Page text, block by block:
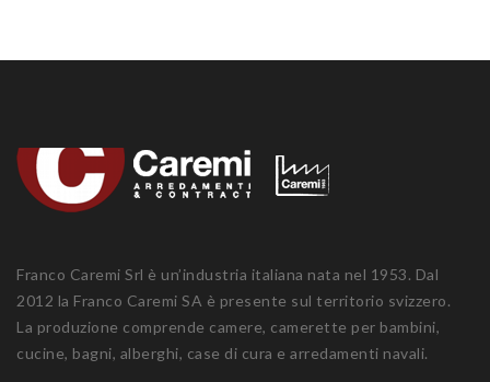
Franco Caremi Srl è un’industria italiana nata nel 1953. Dal
2012 la Franco Caremi SA è presente sul territorio svizzero.
La produzione comprende camere, camerette per bambini,
cucine, bagni, alberghi, case di cura e arredamenti navali.